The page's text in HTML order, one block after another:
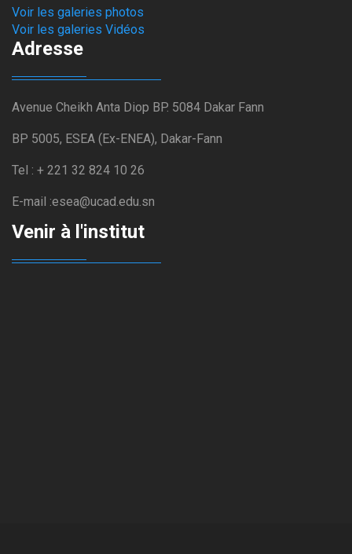
Voir les galeries photos
Voir les galeries Vidéos
Adresse
Avenue Cheikh Anta Diop BP. 5084 Dakar Fann
BP 5005, ESEA (Ex-ENEA), Dakar-Fann
Tel : + 221 32 824 10 26
E-mail :esea@ucad.edu.sn
Venir à l'institut